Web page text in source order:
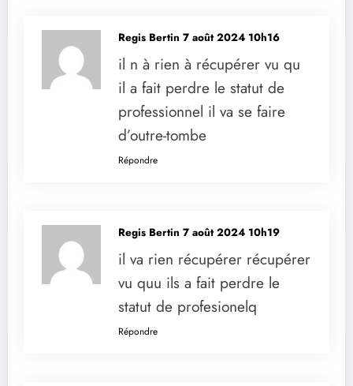
Regis Bertin 7 août 2024 10h16
il n à rien à récupérer vu qu
il a fait perdre le statut de
professionnel il va se faire
d’outre-tombe
Répondre
Regis Bertin 7 août 2024 10h19
il va rien récupérer récupérer
vu quu ils a fait perdre le
statut de profesionelq
Répondre